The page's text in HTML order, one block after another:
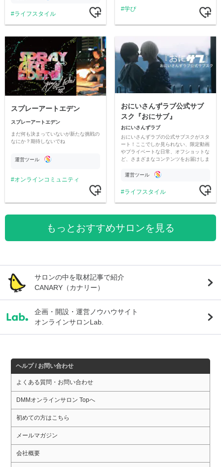
ライフスタイル
学び
スプレーアートエデン
スプレーアートエデン
まだ何も決まっていないが新たな挑戦の
なにか？期待しないでね
運営ツール
オンラインコミュニティ
おにいさんずラブ公式サブ
スク『おにサブ』
おにいさんずラブ
おにいさんずラブの公式サブスクがスタ
ート！ここでしか見られない、限定動画
やプライベートな日常、オフショットな
ど、さまざまなコンテンツをお届けしま
運営ツール
ライフスタイル
もっとおすすめサロンを見る
サロンの中を取材記事で紹介
CANARY（カナリー）
企画・開設・運営ノウハウサイト
オンラインサロンLab.
ヘルプ / お問い合わせ
よくある質問・お問い合わせ
DMMオンラインサロン Topへ
初めての方はこちら
メールマガジン
会社概要